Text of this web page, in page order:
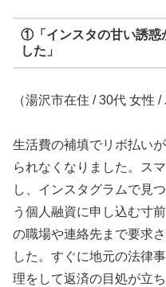
①「インスタの甘い誘惑
した」
（湯沢市在住 / 30代 女性 /
生活費の補填でリボ払い
られなくなりました。ス
し、インスタグラムで見
う個人融資に申し込む寸
の職場や連絡先まで要求
した。すぐに地元の法律
理をして返済の目処が立